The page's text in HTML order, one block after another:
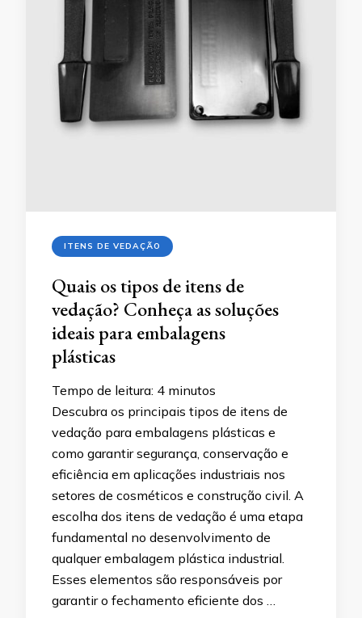
ITENS DE VEDAÇÃO
Quais os tipos de itens de
vedação? Conheça as soluções
ideais para embalagens
plásticas
Tempo de leitura: 4 minutos
Descubra os principais tipos de itens de
vedação para embalagens plásticas e
como garantir segurança, conservação e
eficiência em aplicações industriais nos
setores de cosméticos e construção civil. A
escolha dos itens de vedação é uma etapa
fundamental no desenvolvimento de
qualquer embalagem plástica industrial.
Esses elementos são responsáveis por
garantir o fechamento eficiente dos …